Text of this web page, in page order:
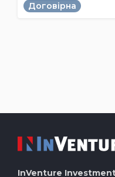
Договірна
InVenture